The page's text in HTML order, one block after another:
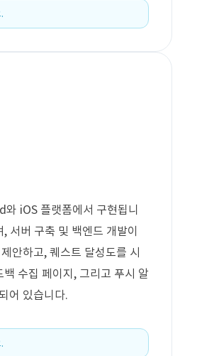
iOS 플랫폼에서 구현됩니
서버 구축 및 백엔드 개발이
안하고, 퀘스트 달성도를 시
수집 페이지, 그리고 푸시 알
어 있습니다.